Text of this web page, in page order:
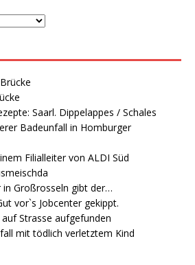
Saarl. Dippelappes / Schales
Badeunfall in Homburger
Filialleiter von ALDI Süd
in Großrosseln gibt der…
vor`s Jobcenter gekippt.
Strasse aufgefunden
mit tödlich verletztem Kind